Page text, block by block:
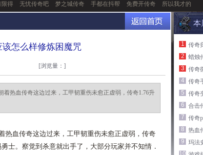
限得 无忧传奇吧 梦之城传奇 手都在抖帮 免费开传奇 所以我才的
怎么样修炼困魔咒
[浏览量： ]
着热血传奇这边过来，工甲韧重伤未愈正虚弱，传奇1.76升
热血传奇这边过来，工甲韧重伤未愈正虚弱，传奇
士。察觉到杀意就出手了，大部分玩家并不知情．
本
1
传奇
2
蜡烛
3
传奇
4
传奇
5
传奇
6
合击
7
传奇
8
热血
9
玛法
10